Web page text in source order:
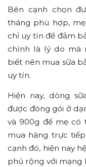
Bên cạnh chọn
tháng phù hợp,
chỉ uy tín để đảm
chính là lý do mà
biết nên mua sữa
uy tín.
Hiện nay, dòng
được đóng gói ở
và 900g để mẹ có
mua hàng trực
cạnh đó, hiện nay
phủ rộng với mạng